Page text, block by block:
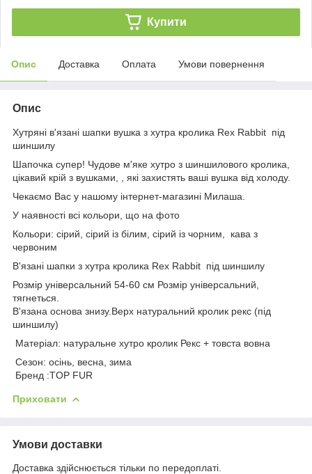
Купити
Опис Доставка Оплата Умови повернення
Опис
Хутряні в'язані шапки вушка з хутра кролика Rex Rabbit під
шиншилу
Шапочка супер! Чудове м'яке хутро з шиншилового кролика,
цікавий крій з вушками, , які захистять ваші вушка від холоду.
Чекаємо Вас у нашому інтернет-магазині Милаша.
У наявності всі кольори, що на фото
Кольори: сірий, сірий із білим, сірий із чорним, кава з
червоним
В'язані шапки з хутра кролика Rex Rabbit під шиншилу
Розмір універсальний 54-60 см Розмір універсальний,
тягнеться.
В'язана основа знизу.Верх натуральний кролик рекс (під
шиншилу)
Матеріал: натуральне хутро кролик Рекс + товста вовна
Сезон: осінь, весна, зима
Бренд :TOP FUR
Приховати
Умови доставки
Доставка здійснюється тільки по передоплаті.